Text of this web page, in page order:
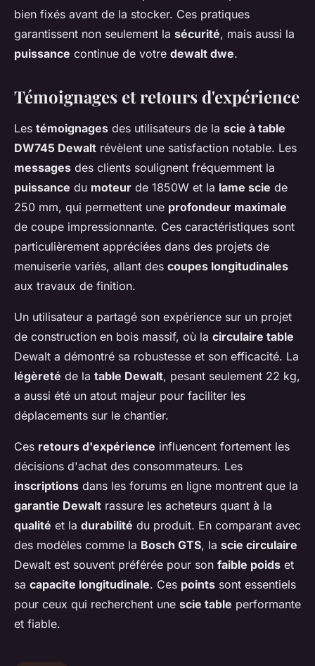
bien fixés avant de la stocker. Ces pratiques
garantissent non seulement la sécurité, mais aussi la
puissance continue de votre dewalt dwe.
Témoignages et retours d'expérience
Les témoignages des utilisateurs de la scie à table
DW745 Dewalt révèlent une satisfaction notable. Les
messages des clients soulignent fréquemment la
puissance du moteur de 1850W et la lame scie de
250 mm, qui permettent une profondeur maximale
de coupe impressionnante. Ces caractéristiques sont
particulièrement appréciées dans des projets de
menuiserie variés, allant des coupes longitudinales
aux travaux de finition.
Un utilisateur a partagé son expérience sur un projet
de construction en bois massif, où la circulaire table
Dewalt a démontré sa robustesse et son efficacité. La
légèreté de la table Dewalt, pesant seulement 22 kg,
a aussi été un atout majeur pour faciliter les
déplacements sur le chantier.
Ces retours d'expérience influencent fortement les
décisions d'achat des consommateurs. Les
inscriptions dans les forums en ligne montrent que la
garantie Dewalt rassure les acheteurs quant à la
qualité et la durabilité du produit. En comparant avec
des modèles comme la Bosch GTS, la scie circulaire
Dewalt est souvent préférée pour son faible poids et
sa capacite longitudinale. Ces points sont essentiels
pour ceux qui recherchent une scie table performante
et fiable.